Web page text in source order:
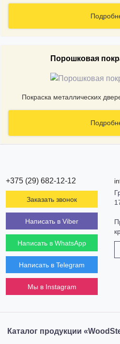
Порошковая
Покраска металлических
+375 (29) 682-12-12
Заказать звонок
Написать в Viber
Написать в WhatsApp
Написать в Telegram
Мы в Instagram
Каталог продукции